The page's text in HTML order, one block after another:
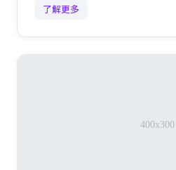
了解更多